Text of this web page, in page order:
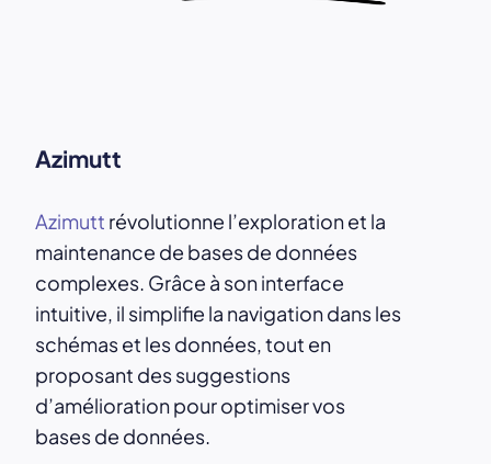
Azimutt
Azimutt révolutionne l’exploration et la
maintenance de bases de données
complexes. Grâce à son interface
intuitive, il simplifie la navigation dans les
schémas et les données, tout en
proposant des suggestions
d’amélioration pour optimiser vos
bases de données.